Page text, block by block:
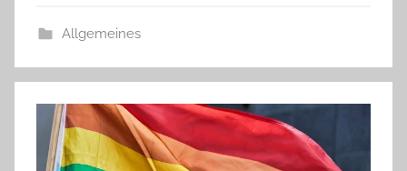
Allgemeines